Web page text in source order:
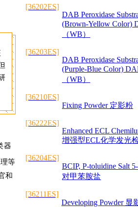
器
等
和
[36202ES]
DAB Peroxidase
(Brown-Yellow Color)
（WB）
[36203ES]
DAB Peroxidase
(Purple-Blue Color)
（WB）
[36210ES]
Fixing Powder 定影粉
[36222ES]
Enhanced ECL
增强型ECL化学发光
[36204ES]
BCIP, P-toluidine Salt
对甲苯胺盐
[36211ES]
Developing Powder 显